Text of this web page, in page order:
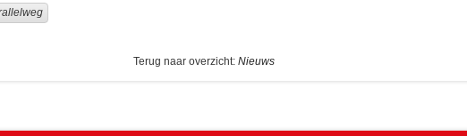
Terug naar overzicht: Nieuws